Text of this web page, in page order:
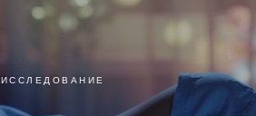
ИССЛЕДОВАНИЕ